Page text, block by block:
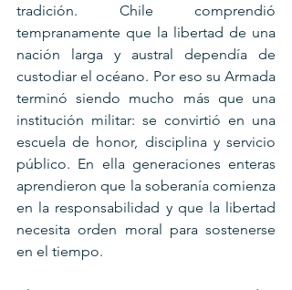
tradición. Chile comprendió
tempranamente que la libertad de una
nación larga y austral dependía de
custodiar el océano. Por eso su Armada
terminó siendo mucho más que una
institución militar: se convirtió en una
escuela de honor, disciplina y servicio
público. En ella generaciones enteras
aprendieron que la soberanía comienza
en la responsabilidad y que la libertad
necesita orden moral para sostenerse
en el tiempo.